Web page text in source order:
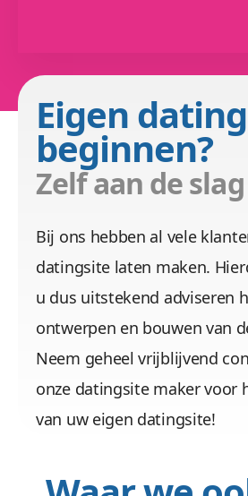
Eigen
beginnen?
Zelf aan de slag
Bij ons hebben al vele
datingsite laten maken.
u dus uitstekend adviseren
ontwerpen en bouwen van
Neem geheel vrijblijvend
onze datingsite maker voor
van uw eigen datingsite!